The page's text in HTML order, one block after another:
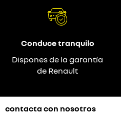
Conduce tranquilo
Dispones de la garantía
de Renault
contacta con nosotros